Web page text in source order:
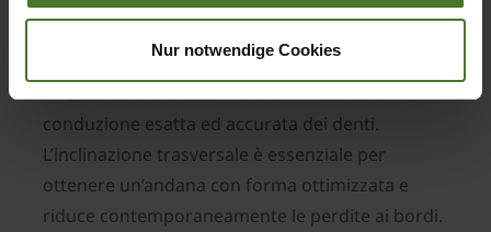
Nur notwendige Cookies
compresa. Il posizionamento delle ruote a
ridosso della traiettoria dei denti assicura la
conduzione esatta ed accurata dei denti.
L’inclinazione trasversale è essenziale per
ottenere un’andana con forma ottimizzata e
riduce contemporaneamente le perdite ai bordi.